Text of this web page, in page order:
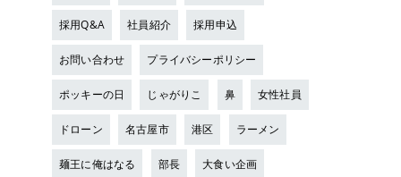
採用Q&A 社員紹介 採用申込
お問い合わせ プライバシーポリシー
ポッキーの日 じゃがりこ 鼻 女性社員
ドローン 名古屋市 港区 ラーメン
麺王に俺はなる 部長 大食い企画